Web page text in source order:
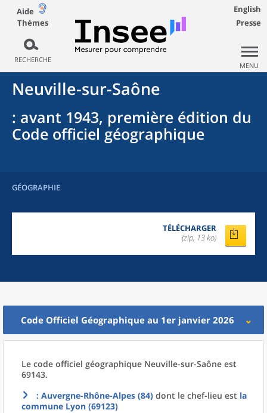
Aide
Thèmes
RECHERCHE
English
Presse
MENU
Neuville-sur-Saône
: avant 1943, première édition du
Code officiel géographique
GÉOGRAPHIE
TÉLÉCHARGER
(zip, 13 ko)
Code Officiel Géographique au 1er janvier 2026
Le code officiel géographique Neuville-sur-Saône est
69143.
: Auvergne-Rhône-Alpes (84) dont le chef-lieu est la
commune Lyon (69123)